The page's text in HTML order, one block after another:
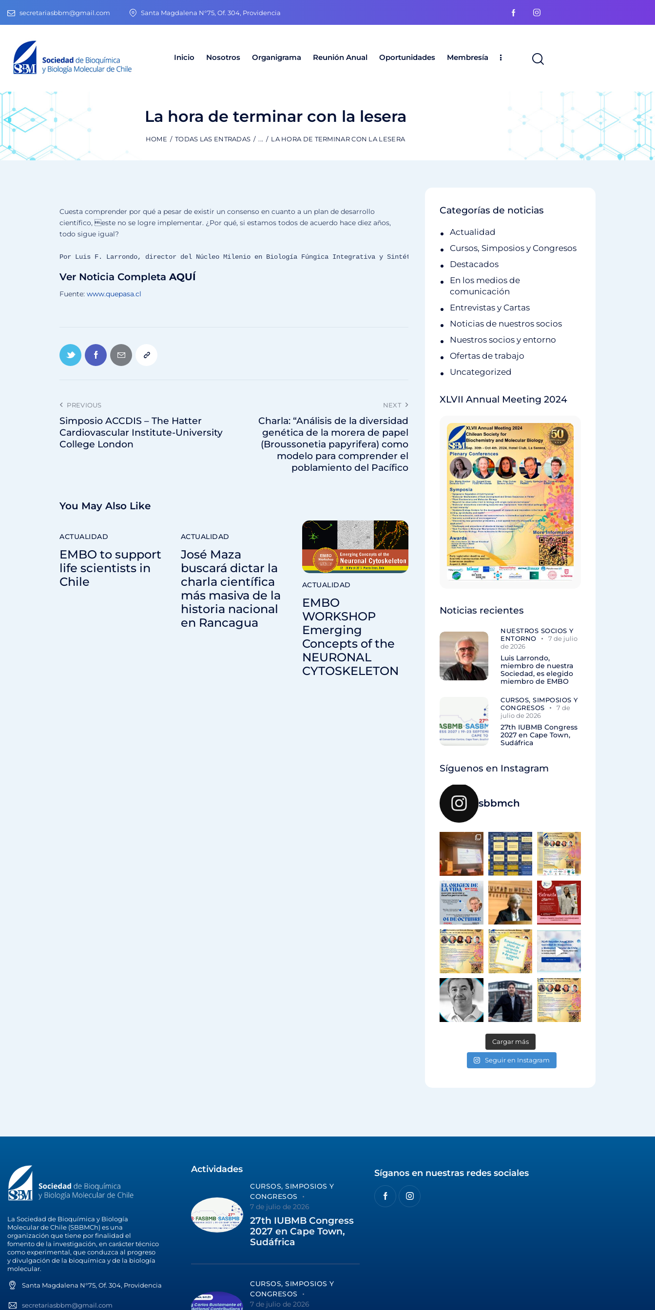
secretariasbbm@gmail.com Santa Magdalena N°75, Of. 304, Providencia
Inicio Nosotros Organigrama Reunión Anual Oportunidades Membresía
La hora de terminar con la lesera
HOME TODAS LAS ENTRADAS ... LA HORA DE TERMINAR CON LA LESERA
Cuesta comprender por qué a pesar de existir un consenso en cuanto a un plan de desarrollo
científico, este no se logre implementar. ¿Por qué, si estamos todos de acuerdo hace diez años,
todo sigue igual?
Por Luis F. Larrondo, director del Núcleo Milenio en Biología Fúngica Integrativa y Sintética
Ver Noticia Completa AQUÍ
Fuente: www.quepasa.cl
PREVIOUS
Simposio ACCDIS – The Hatter
Cardiovascular Institute-University
College London
NEXT
Charla: “Análisis de la diversidad
genética de la morera de papel
(Broussonetia papyrifera) como
modelo para comprender el
poblamiento del Pacífico
You May Also Like
ACTUALIDAD
EMBO to support
life scientists in
Chile
ACTUALIDAD
José Maza
buscará dictar la
charla científica
más masiva de la
historia nacional
en Rancagua
ACTUALIDAD
EMBO
WORKSHOP
Emerging
Concepts of the
NEURONAL
CYTOSKELETON
Categorías de noticias
Actualidad
Cursos, Simposios y Congresos
Destacados
En los medios de
comunicación
Entrevistas y Cartas
Noticias de nuestros socios
Nuestros socios y entorno
Ofertas de trabajo
Uncategorized
XLVII Annual Meeting 2024
Noticias recientes
NUESTROS SOCIOS Y
ENTORNO
7 de julio
de 2026
Luis Larrondo,
miembro de nuestra
Sociedad, es elegido
miembro de EMBO
CURSOS, SIMPOSIOS Y
CONGRESOS
7 de
julio de 2026
27th IUBMB Congress
2027 en Cape Town,
Sudáfrica
Síguenos en Instagram
sbbmch
Cargar más
Seguir en Instagram
La Sociedad de Bioquímica y Biología
Molecular de Chile (SBBMCh) es una
organización que tiene por finalidad el
fomento de la investigación, en carácter técnico
como experimental, que conduzca al progreso
y divulgación de la bioquímica y de la biología
molecular.
Santa Magdalena N°75, Of. 304, Providencia
secretariasbbm@gmail.com
Actividades
CURSOS, SIMPOSIOS Y
CONGRESOS
7 de julio de 2026
27th IUBMB Congress
2027 en Cape Town,
Sudáfrica
CURSOS, SIMPOSIOS Y
CONGRESOS
7 de julio de 2026
Síganos en nuestras redes sociales